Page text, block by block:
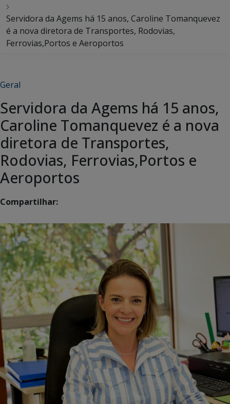
Servidora da Agems há 15 anos, Caroline Tomanquevez
é a nova diretora de Transportes, Rodovias,
Ferrovias,Portos e Aeroportos
Geral
Servidora da Agems há 15 anos,
Caroline Tomanquevez é a nova
diretora de Transportes,
Rodovias, Ferrovias,Portos e
Aeroportos
Compartilhar: